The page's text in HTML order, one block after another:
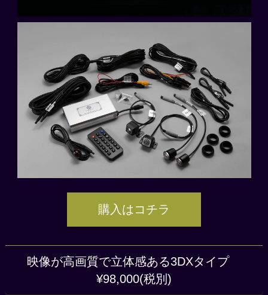
購入はコチラ
映像が高画質で立体感ある3DXタイプ
¥98,000(税別)